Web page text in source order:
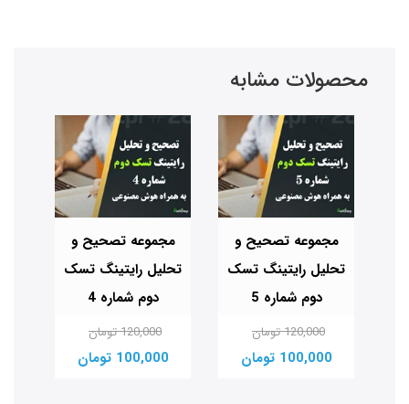
محصولات مشابه
مجموعه تصحیح و
تحلیل رایتینگ تسک
دوم شماره 5
120,000 تومان
100,000 تومان
مجموعه تصحیح و
تحلیل رایتینگ تسک
دوم شماره 4
120,000 تومان
100,000 تومان